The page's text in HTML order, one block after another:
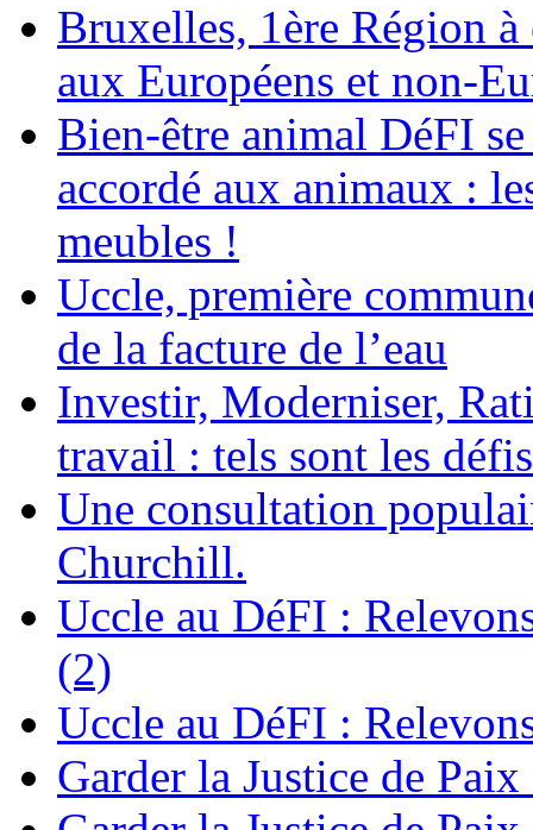
Bruxelles, 1ère Région
aux Européens et non-
Bien-être animal DéFI
accordé aux animaux :
meubles !
Uccle, première
de la facture de l’eau
Investir, Moderniser,
travail : tels sont les
Une consultation
Churchill.
Uccle au DéFI :
(2)
Uccle au DéFI :
Garder la Justice de